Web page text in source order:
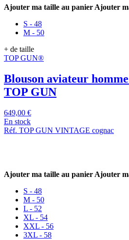
Ajouter ma taille au panier Ajouter
S - 48
M - 50
+ de taille
TOP GUN®
Blouson aviateur
TOP GUN
649,00 €
En stock
Réf. TOP GUN VINTAGE cognac
Ajouter ma taille au panier Ajouter
S - 48
M - 50
L - 52
XL - 54
XXL - 56
3XL - 58